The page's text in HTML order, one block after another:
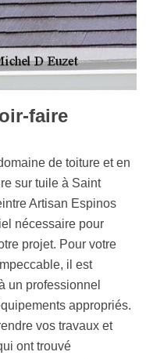
faire
de toiture et en
sur tuile à Saint
Artisan Espinos
nécessaire pour
projet. Pour votre
il est
un professionnel
appropriés.
vos travaux et
ont trouvé